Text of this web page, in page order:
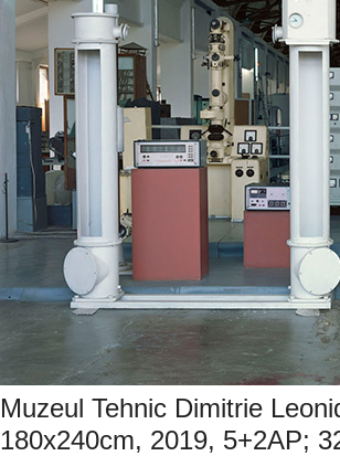
Muzeul Tehnic Dimitrie
180x240cm, 2019, 5+2AP;